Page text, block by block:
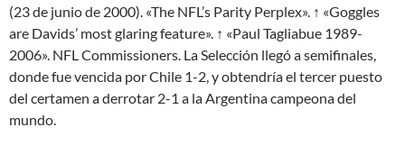
(23 de junio de 2000). «The NFL’s Parity Perplex». ↑ «Goggles
are Davids’ most glaring feature». ↑ «Paul Tagliabue 1989-
2006». NFL Commissioners. La Selección llegó a semifinales,
donde fue vencida por Chile 1-2, y obtendría el tercer puesto
del certamen a derrotar 2-1 a la Argentina campeona del
mundo.